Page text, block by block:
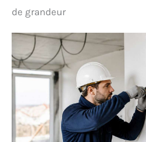
de grandeur